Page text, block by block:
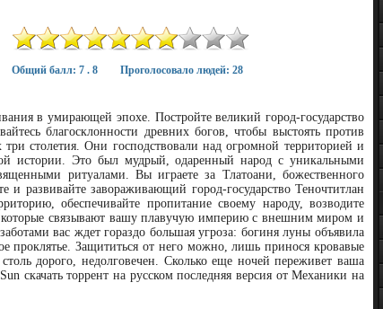
Общий балл: 7 . 8 Проголосовало людей: 28
в умирающей эпохе. Постройте великий город-государство
благосклонности древних богов, чтобы выстоять против
столетия. Они господствовали над огромной территорией и
истории. Это был мудрый, одаренный народ с уникальными
ритуалами. Вы играете за Тлатоани, божественного
развивайте завораживающий город-государство Теночтитлан
обеспечивайте пропитание своему народу, возводите
связывают вашу плавучую империю с внешним миром и
вас ждет гораздо большая угроза: богиня луны объявила
проклятье. Защититься от него можно, лишь принося кровавые
дорого, недолговечен. Сколько еще ночей переживет ваша
скачать торрент на русском последняя версия от Механики на